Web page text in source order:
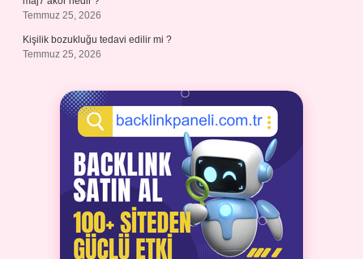
Temmuz 25, 2026
Kişilik bozukluğu tedavi edilir mi ?
Temmuz 25, 2026